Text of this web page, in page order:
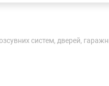
систем, дверей,